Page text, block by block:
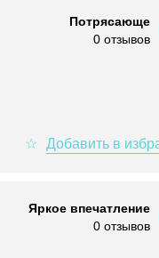
Потрясающе
0 отзывов
Яркое впечатление
0 отзывов